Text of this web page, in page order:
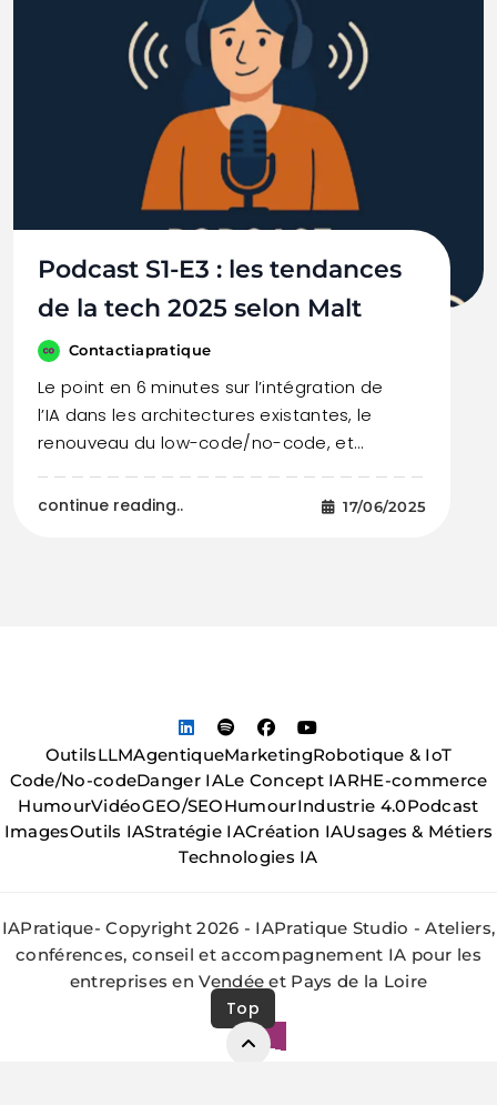
Podcast S1-E3 : les tendances
de la tech 2025 selon Malt
Contactiapratique
Le point en 6 minutes sur l’intégration de
l’IA dans les architectures existantes, le
renouveau du low-code/no-code, et…
continue reading.. 17/06/2025
OutilsLLMAgentiqueMarketingRobotique & IoT
Code/No-codeDanger IALe Concept IARHE-commerce
HumourVidéoGEO/SEOHumourIndustrie 4.0Podcast
ImagesOutils IAStratégie IACréation IAUsages & Métiers
Technologies IA
IAPratique- Copyright 2026 - IAPratique Studio - Ateliers,
conférences, conseil et accompagnement IA pour les
entreprises en Vendée et Pays de la Loire
Top